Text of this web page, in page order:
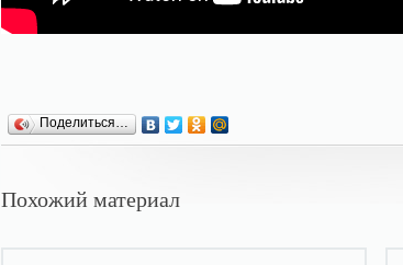
Поделиться…
Похожий материал